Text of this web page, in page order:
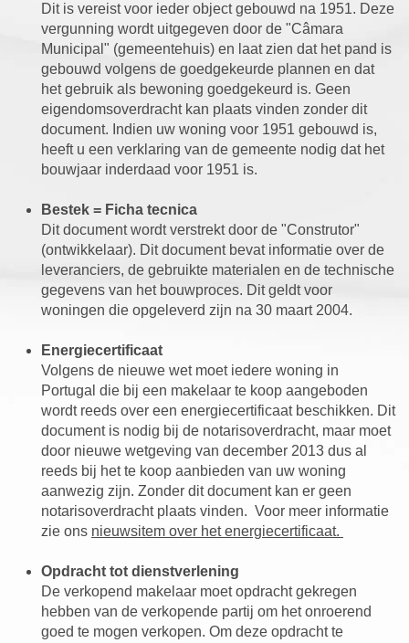
Dit is vereist voor ieder object gebouwd na 1951. Deze
vergunning wordt uitgegeven door de "Câmara
Municipal" (gemeentehuis) en laat zien dat het pand is
gebouwd volgens de goedgekeurde plannen en dat
het gebruik als bewoning goedgekeurd is. Geen
eigendomsoverdracht kan plaats vinden zonder dit
document. Indien uw woning voor 1951 gebouwd is,
heeft u een verklaring van de gemeente nodig dat het
bouwjaar inderdaad voor 1951 is.
Bestek = Ficha tecnica
Dit document wordt verstrekt door de "Construtor"
(ontwikkelaar). Dit document bevat informatie over de
leveranciers, de gebruikte materialen en de technische
gegevens van het bouwproces. Dit geldt voor
woningen die opgeleverd zijn na 30 maart 2004.
Energiecertificaat
Volgens de nieuwe wet moet iedere woning in
Portugal die bij een makelaar te koop aangeboden
wordt reeds over een energiecertificaat beschikken. Dit
document is nodig bij de notarisoverdracht, maar moet
door nieuwe wetgeving van december 2013 dus al
reeds bij het te koop aanbieden van uw woning
aanwezig zijn. Zonder dit document kan er geen
notarisoverdracht plaats vinden. Voor meer informatie
zie ons nieuwsitem over het energiecertificaat.
Opdracht tot dienstverlening
De verkopend makelaar moet opdracht gekregen
hebben van de verkopende partij om het onroerend
goed te mogen verkopen. Om deze opdracht te